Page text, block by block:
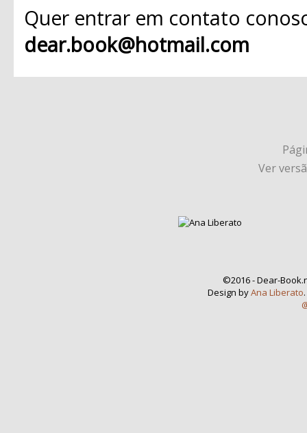
Quer entrar em contato
dear.book@hotmail.com
Ver
©2016 - Dear-
Design byAna Liberato